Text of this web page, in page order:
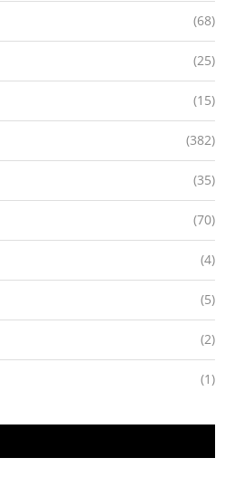
(68)
(25)
(15)
(382)
(35)
(70)
(4)
(5)
(2)
(1)